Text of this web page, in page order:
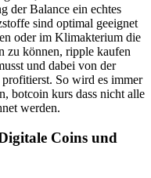
der Balance ein echtes
sind optimal geeignet
oder im Klimakterium die
zu können, ripple kaufen
und dabei von der
So wird es immer
botcoin kurs dass nicht alle
werden.
Coins und